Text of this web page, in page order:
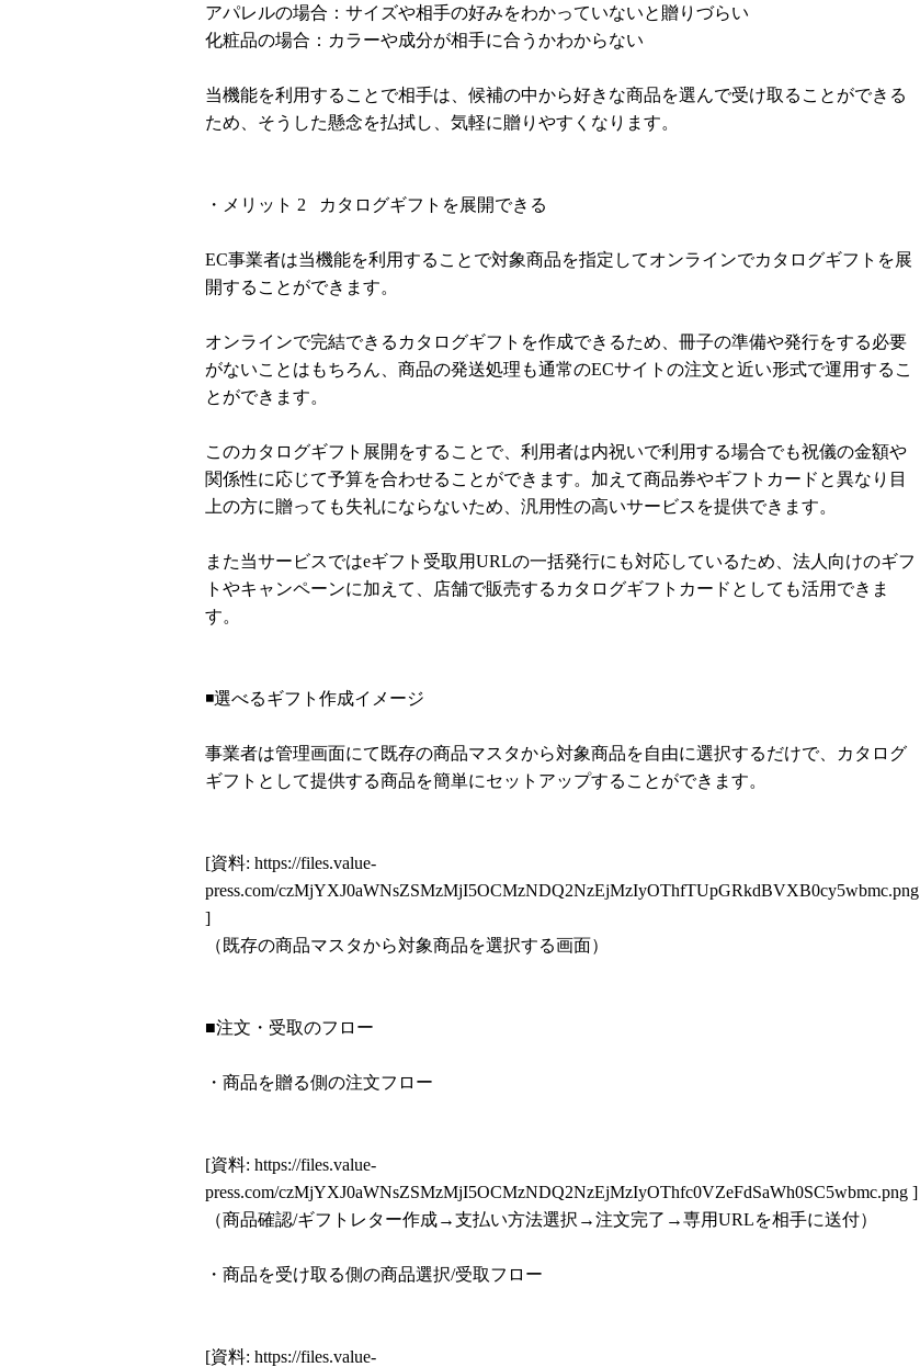
アパレルの場合：サイズや相手の好みをわかっていないと贈りづらい
化粧品の場合：カラーや成分が相手に合うかわからない
当機能を利用することで相手は、候補の中から好きな商品を選んで受け取ることができる
ため、そうした懸念を払拭し、気軽に贈りやすくなります。
・メリット 2 カタログギフトを展開できる
EC事業者は当機能を利用することで対象商品を指定してオンラインでカタログギフトを展
開することができます。
オンラインで完結できるカタログギフトを作成できるため、冊子の準備や発行をする必要
がないことはもちろん、商品の発送処理も通常のECサイトの注文と近い形式で運用するこ
とができます。
このカタログギフト展開をすることで、利用者は内祝いで利用する場合でも祝儀の金額や
関係性に応じて予算を合わせることができます。加えて商品券やギフトカードと異なり目
上の方に贈っても失礼にならないため、汎用性の高いサービスを提供できます。
また当サービスではeギフト受取用URLの一括発行にも対応しているため、法人向けのギフ
トやキャンペーンに加えて、店舗で販売するカタログギフトカードとしても活用できま
す。
◾️選べるギフト作成イメージ
事業者は管理画面にて既存の商品マスタから対象商品を自由に選択するだけで、カタログ
ギフトとして提供する商品を簡単にセットアップすることができます。
[資料: https://files.value-
press.com/czMjYXJ0aWNsZSMzMjI5OCMzNDQ2NzEjMzIyOThfTUpGRkdBVXB0cy5wbmc.png
]
（既存の商品マスタから対象商品を選択する画面）
■注文・受取のフロー
・商品を贈る側の注文フロー
[資料: https://files.value-
press.com/czMjYXJ0aWNsZSMzMjI5OCMzNDQ2NzEjMzIyOThfc0VZeFdSaWh0SC5wbmc.png ]
（商品確認/ギフトレター作成→支払い方法選択→注文完了→専用URLを相手に送付）
・商品を受け取る側の商品選択/受取フロー
[資料: https://files.value-